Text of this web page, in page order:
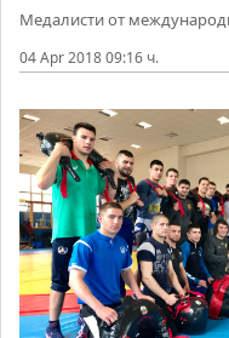
Медалисти от
04 Apr 2018 09:16 ч.